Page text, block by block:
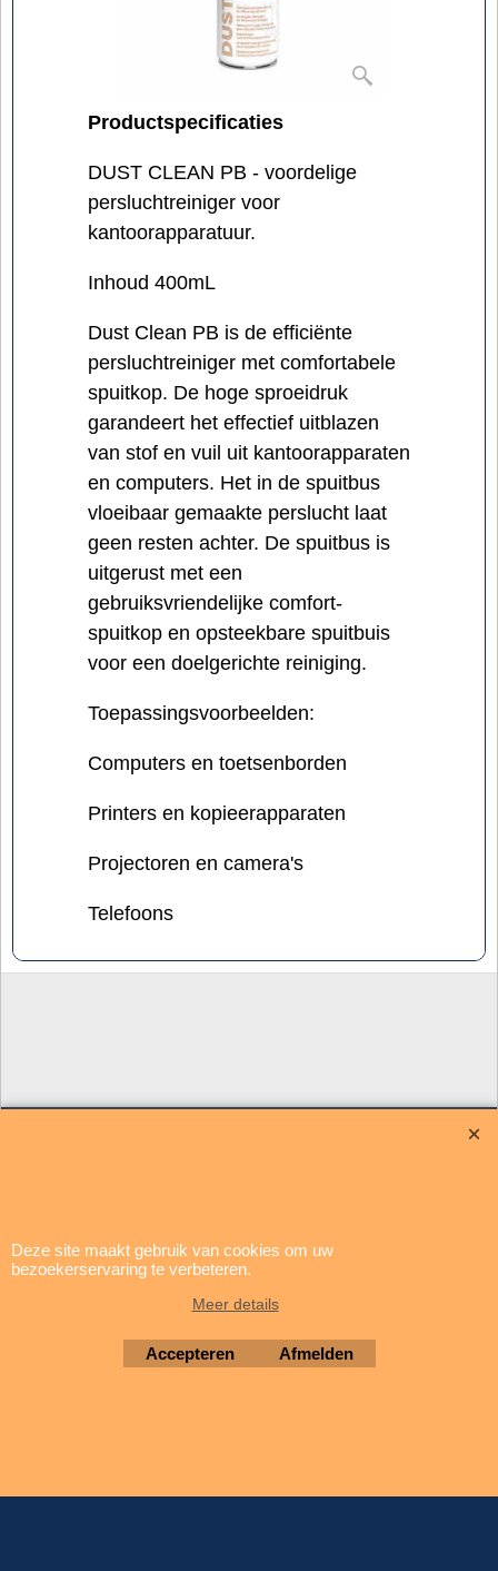
Productspecificaties
DUST CLEAN PB - voordelige
persluchtreiniger voor
kantoorapparatuur.
Inhoud 400mL
Dust Clean PB is de efficiënte
persluchtreiniger met comfortabele
spuitkop. De hoge sproeidruk
garandeert het effectief uitblazen
van stof en vuil uit kantoorapparaten
en computers. Het in de spuitbus
vloeibaar gemaakte perslucht laat
geen resten achter. De spuitbus is
uitgerust met een
gebruiksvriendelijke comfort-
spuitkop en opsteekbare spuitbuis
voor een doelgerichte reiniging.
Toepassingsvoorbeelden:
Computers en toetsenborden
Printers en kopieerapparaten
Projectoren en camera's
Telefoons
update: 5 augustus 2026
Copyright © 1994-2026
Deze site maakt gebruik van cookies om uw
bezoekerservaring te verbeteren.
Meer details
Accepteren Afmelden